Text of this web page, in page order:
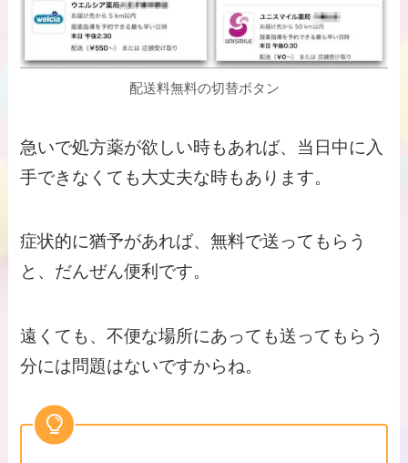
配送料無料の切替ボタン
急いで処方薬が欲しい時もあれば、当日中に入
手できなくても大丈夫な時もあります。
症状的に猶予があれば、無料で送ってもらう
と、だんぜん便利です。
遠くても、不便な場所にあっても送ってもらう
分には問題はないですからね。